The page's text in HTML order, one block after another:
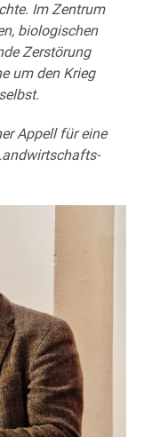
Im Zentrum
biologischen
Zerstörung
um den Krieg
Appell für eine